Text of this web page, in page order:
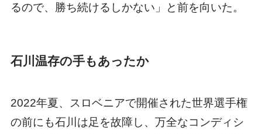
るので、勝ち続けるしかない」と前を向いた。
石川温存の手もあったか
2022年夏、スロベニアで開催された世界選手権
の前にも石川は足を故障し、万全なコンディシ